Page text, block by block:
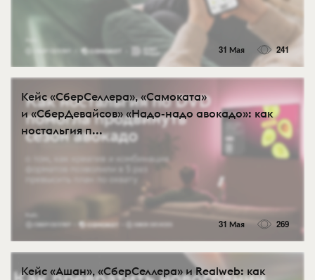
31 Мая 241
Кейс «СберСеллера», «Самоката»
и «СберДевайсов» «Надо-надо авокадо»: как
ностальгия п...
31 Мая 269
Кейс «Ашан», «СберСеллера» и Realweb: как